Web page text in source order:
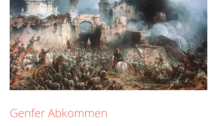
Genfer Abkommen